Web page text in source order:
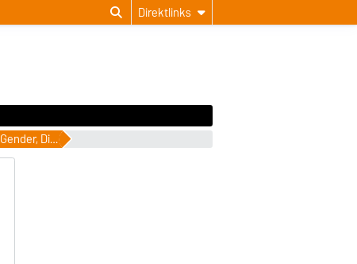
Direktlinks
Studentische Forschung zu Gender, Diversität, Intersektionalität, Gleichstellung